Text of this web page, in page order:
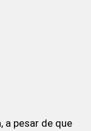
pesar de que